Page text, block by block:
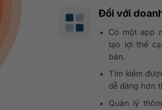
Đối với
Có một app
tạo lợi thế
bán.
Tìm kiếm
dễ dàng hơn
Quản lý